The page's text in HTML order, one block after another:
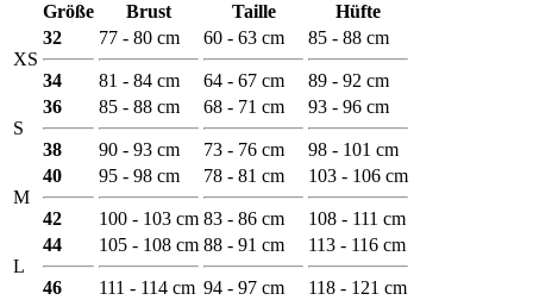
Größe Brust Taille Hüfte
XS
32
34
77 - 80 cm
81 - 84 cm
60 - 63 cm
64 - 67 cm
85 - 88 cm
89 - 92 cm
S
36
38
85 - 88 cm
90 - 93 cm
68 - 71 cm
73 - 76 cm
93 - 96 cm
98 - 101 cm
M
40
42
95 - 98 cm
100 - 103 cm
78 - 81 cm
83 - 86 cm
103 - 106 cm
108 - 111 cm
L
44
46
105 - 108 cm
111 - 114 cm
88 - 91 cm
94 - 97 cm
113 - 116 cm
118 - 121 cm